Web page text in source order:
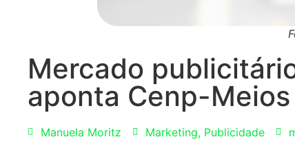
Mercado
aponta Cenp-Meios
Manuela Moritz Marketing, Publicidade